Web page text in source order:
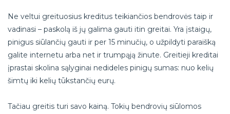
Ne veltui greituosius kreditus teikiančios bendrovės taip ir
vadinasi – paskolą iš jų galima gauti itin greitai. Yra įstaigų,
pinigus siūlančių gauti ir per 15 minučių, o užpildyti paraišką
galite internetu arba net ir trumpąją žinute. Greitieji kreditai
įprastai skolina sąlyginai nedideles pinigų sumas: nuo kelių
šimtų iki kelių tūkstančių eurų.
Tačiau greitis turi savo kainą. Tokių bendrovių siūlomos